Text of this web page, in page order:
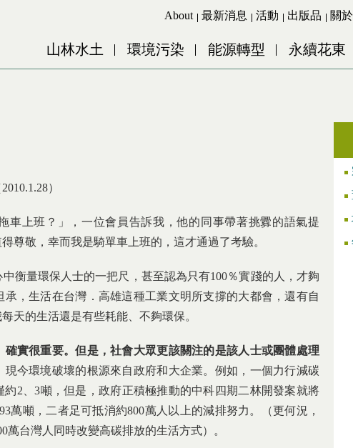
Jump to Navigation
Jump to Main content
About 最新消息 活動 出版品 關
山林水土 環境污染 能源轉型 永續花東
）
車上班？」，一位會員告訴我，他的同事帶著挑釁的語氣提
尊敬，幸而我是騎單車上班的，這才通過了考驗。
衡量環保人士的一把尺，甚至認為只有100％實踐的人，才夠
，生活在台灣．高雄這種工業文明所支撐的大都會，還有自
天的生活還是有些耗能、不夠環保。
實很重要。但是，社會大眾更該關注的是該人士或團體處理
現今環境破壞的根源來自政府和大企業。例如，一個力行減碳
2、3噸，但是，政府正積極推動的中科四期二林開發案就將
萬噸，二者足可抵消約800萬人以上的減排努力。（更何況，
台灣人同時改變高碳排放的生活方式）。